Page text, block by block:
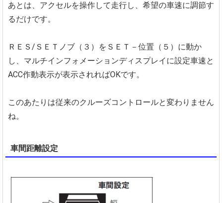
あとは、アクセルを操作して走行し、希望の車速に調節す
るだけです。
ＲＥＳ/ＳＥＴノブ（３）をＳＥＴ－位置（５）に動か
し、マルチインフォメーションディスプレイに設定車速と
ACC作動表示が表示されればOKです。
このあたりは従来のクルーズコントロールと変わりません
ね。
車間距離設定